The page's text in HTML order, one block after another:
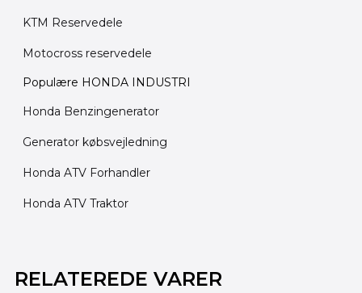
KTM Reservedele
Motocross reservedele
Populære HONDA INDUSTRI
Honda Benzingenerator
Generator købsvejledning
Honda ATV Forhandler
Honda ATV Traktor
RELATEREDE VARERoprindelige
pris
oprindelige
pris